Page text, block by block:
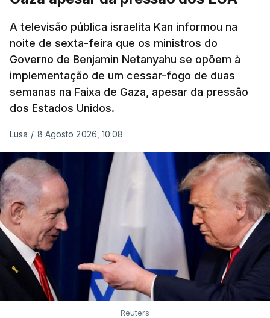
A televisão pública israelita Kan informou na
noite de sexta-feira que os ministros do
Governo de Benjamin Netanyahu se opõem à
implementação de um cessar-fogo de duas
semanas na Faixa de Gaza, apesar da pressão
dos Estados Unidos.
Lusa / 8 Agosto 2026, 10:08
Reuters